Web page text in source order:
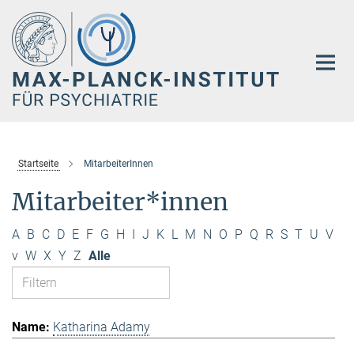
Hauptinhalt
Startseite MitarbeiterInnen
Mitarbeiter*innen
A B C D E F G H I J K L M N O P Q R S T U V
v W X Y Z Alle
Katharina Adamy